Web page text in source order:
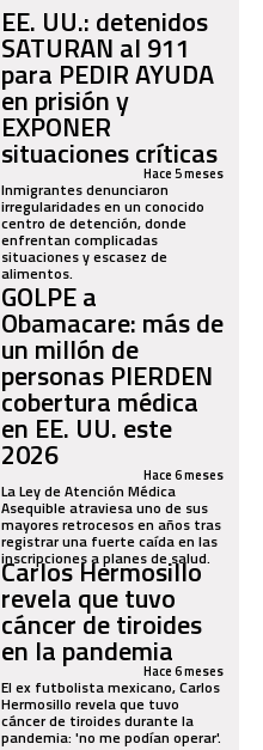
EE. UU.: detenidos
SATURAN al 911
para PEDIR AYUDA
en prisión y
EXPONER
situaciones críticas
Hace 5 meses
Inmigrantes denunciaron
irregularidades en un conocido
centro de detención, donde
enfrentan complicadas
situaciones y escasez de
alimentos.
GOLPE a
Obamacare: más de
un millón de
personas PIERDEN
cobertura médica
en EE. UU. este
2026 Hace 6 meses
La Ley de Atención Médica
Asequible atraviesa uno de sus
mayores retrocesos en años tras
registrar una fuerte caída en las
inscripciones a planes de salud.
Carlos Hermosillo
revela que tuvo
cáncer de tiroides
en la pandemiaHace 6 meses
El ex futbolista mexicano, Carlos
Hermosillo revela que tuvo
cáncer de tiroides durante la
pandemia: 'no me podían operar'.